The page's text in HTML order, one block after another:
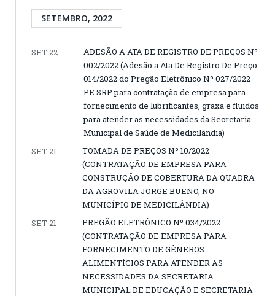
SETEMBRO, 2022
SET 22
ADESÃO A ATA DE REGISTRO DE PREÇOS Nº
002/2022 (Adesão a Ata De Registro De Preço
014/2022 do Pregão Eletrônico Nº 027/2022
PE SRP para contratação de empresa para
fornecimento de lubrificantes, graxa e fluidos
para atender as necessidades da Secretaria
Municipal de Saúde de Medicilândia)
SET 21
TOMADA DE PREÇOS Nº 10/2022
(CONTRATAÇÃO DE EMPRESA PARA
CONSTRUÇÃO DE COBERTURA DA QUADRA
DA AGROVILA JORGE BUENO, NO
MUNICÍPIO DE MEDICILÂNDIA)
SET 21
PREGÃO ELETRÔNICO Nº 034/2022
(CONTRATAÇÃO DE EMPRESA PARA
FORNECIMENTO DE GÊNEROS
ALIMENTÍCIOS PARA ATENDER AS
NECESSIDADES DA SECRETARIA
MUNICIPAL DE EDUCAÇÃO E SECRETARIA